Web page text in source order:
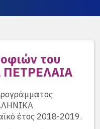
του
ΠΕΤΡΕΛΑΙΑ
έτος 2018-2019.